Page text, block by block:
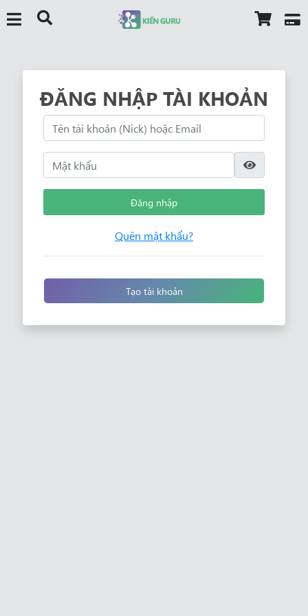
ĐĂNG NHẬP TÀI KHOẢN
Đăng nhập
Quên mật khẩu?
Tạo tài khoản